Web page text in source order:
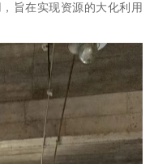
旨在实现资源的大化利用